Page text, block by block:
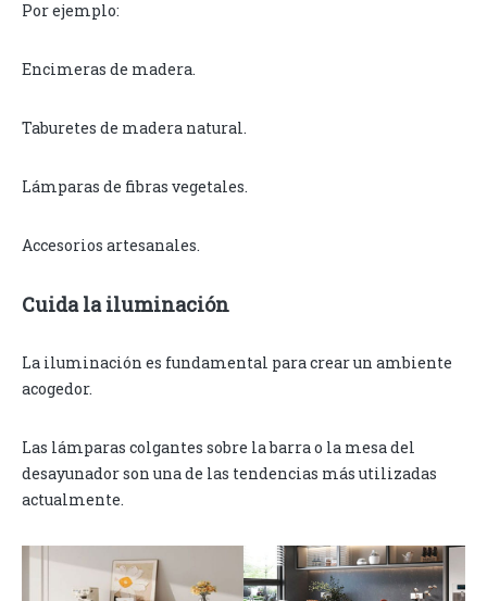
Por ejemplo:
Encimeras de madera.
Taburetes de madera natural.
Lámparas de fibras vegetales.
Accesorios artesanales.
Cuida la iluminación
La iluminación es fundamental para crear un ambiente
acogedor.
Las lámparas colgantes sobre la barra o la mesa del
desayunador son una de las tendencias más utilizadas
actualmente.